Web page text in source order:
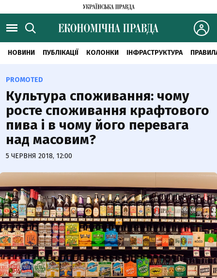
НОВИНИ ПУБЛІКАЦІЇ КОЛОНКИ ІНФРАСТРУКТУРА
PROMOTED
Культура споживання: чому
росте споживання крафтового
пива і в чому його перевага
над масовим?
5 ЧЕРВНЯ 2018, 12:00